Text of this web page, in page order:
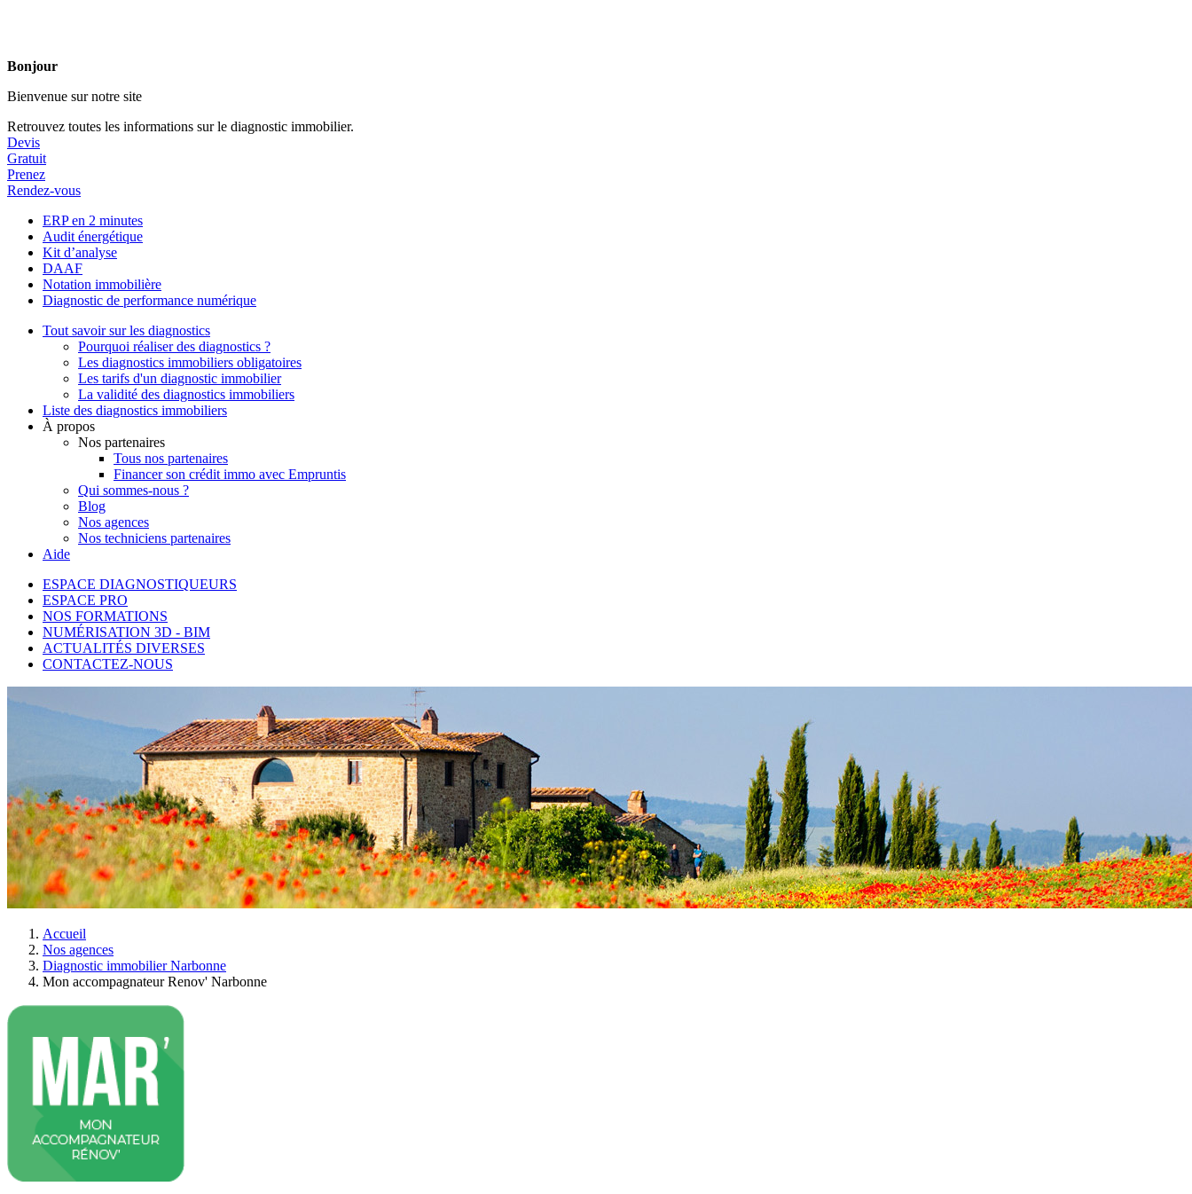
Bonjour
Bienvenue sur notre site
Retrouvez toutes les informations sur le diagnostic immobilier.
Devis
Gratuit
Prenez
Rendez-vous
ERP en 2 minutes
Audit énergétique
Kit d’analyse
DAAF
Notation immobilière
Diagnostic de performance numérique
Tout savoir sur les diagnostics
Pourquoi réaliser des diagnostics ?
Les diagnostics immobiliers obligatoires
Les tarifs d'un diagnostic immobilier
La validité des diagnostics immobiliers
Liste des diagnostics immobiliers
À propos
Nos partenaires
Tous nos partenaires
Financer son crédit immo avec Empruntis
Qui sommes-nous ?
Blog
Nos agences
Nos techniciens partenaires
Aide
ESPACE DIAGNOSTIQUEURS
ESPACE PRO
NOS FORMATIONS
NUMÉRISATION 3D - BIM
ACTUALITÉS DIVERSES
CONTACTEZ-NOUS
Accueil
Nos agences
Diagnostic immobilier Narbonne
Mon accompagnateur Renov' Narbonne